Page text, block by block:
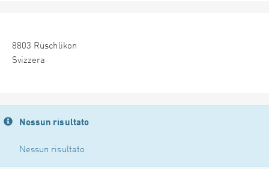
8803 Rüschlikon
Svizzera
Nessun risultato
Nessun risultato